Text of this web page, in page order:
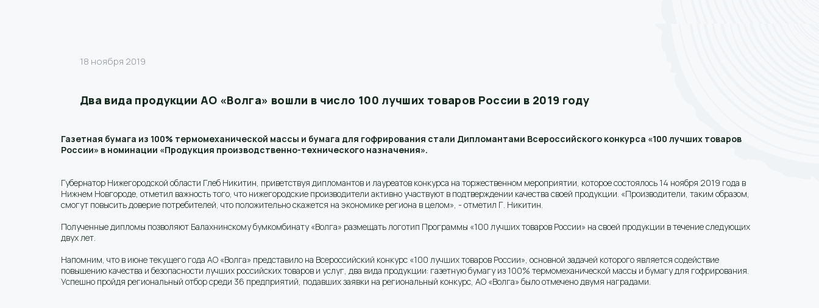
18 ноября 2019
Два вида продукции АО «Волга» вошли в число 100 лучших товаров России в 2019 году
Газетная бумага из 100% термомеханической массы и бумага для гофрирования стали Дипломантами Всероссийского конкурса «100 лучших товаров
России» в номинации «Продукция производственно-технического назначения».
Губернатор Нижегородской области Глеб Никитин, приветствуя дипломантов и лауреатов конкурса на торжественном мероприятии, которое состоялось 14 ноября 2019 года в
Нижнем Новгороде, отметил важность того, что нижегородские производители активно участвуют в подтверждении качества своей продукции. «Производители, таким образом,
смогут повысить доверие потребителей, что положительно скажется на экономике региона в целом», - отметил Г. Никитин.
Полученные дипломы позволяют Балахнинскому бумкомбинату «Волга» размещать логотип Программы «100 лучших товаров России» на своей продукции в течение следующих
двух лет.
Напомним, что в июне текущего года АО «Волга» представило на Всероссийский конкурс «100 лучших товаров России», основной задачей которого является содействие
повышению качества и безопасности лучших российских товаров и услуг, два вида продукции: газетную бумагу из 100% термомеханической массы и бумагу для гофрирования.
Успешно пройдя региональный отбор среди 36 предприятий, подавших заявки на региональный конкурс, АО «Волга» было отмечено двумя наградами.